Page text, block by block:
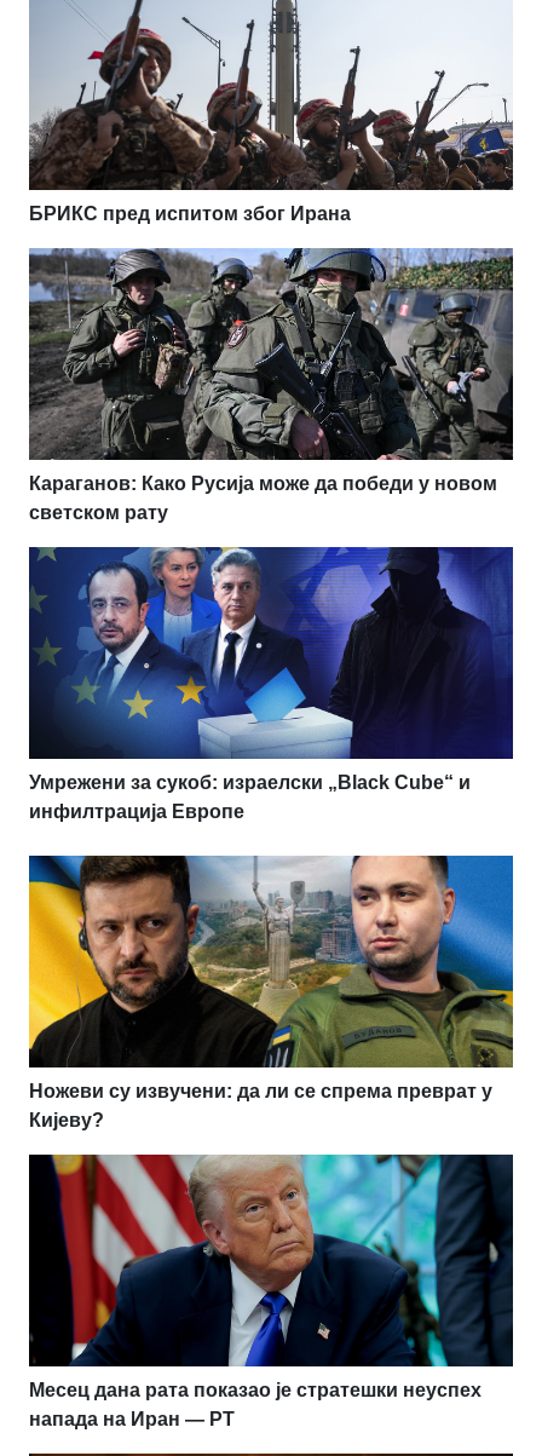
БРИКС пред испитом због Ирана
Караганов: Како Русија може да победи у новом
светском рату
Умрежени за сукоб: израелски „Black Cube“ и
инфилтрација Европе
Ножеви су извучени: да ли се спрема преврат у
Кијеву?
Месец дана рата показао је стратешки неуспех
напада на Иран — РТ